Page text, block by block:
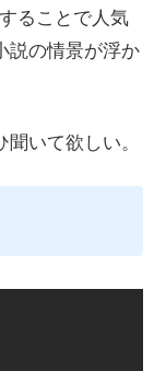
ることで人気
説の情景が浮か
いて欲しい。